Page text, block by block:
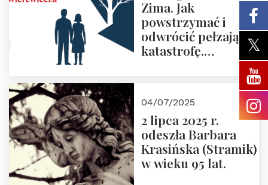
Zima. Jak
powstrzymać i
odwrócić pełzającą
katastrofę.
pierwsze spotkanie
Nowego
Ćwierćwiecza”
04/07/2025
2 lipca 2025 r.
odeszła Barbara
Krasińska (Stramik)
w wieku 95 lat.